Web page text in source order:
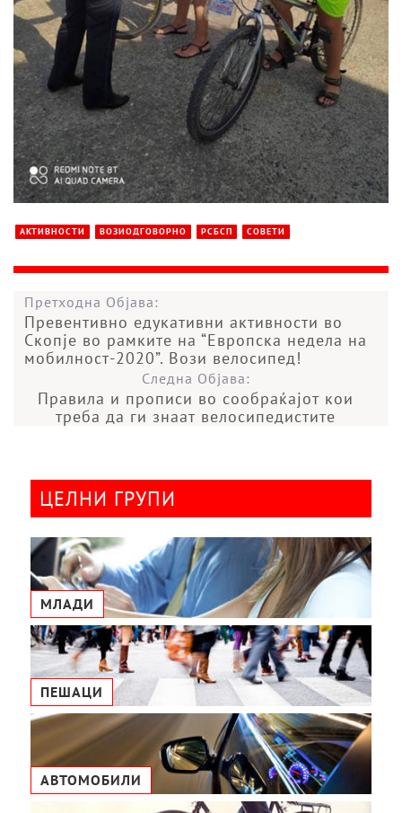
АКТИВНОСТИ ВОЗИОДГОВОРНО РСБСП СОВЕТИ
Претходна Објава:
Превентивно едукативни активности во
Скопје во рамките на “Европска недела на
мобилност-2020”. Вози велосипед!
Следна Објава:
Правила и прописи во сообраќајот кои
треба да ги знаат велосипедистите
ЦЕЛНИ ГРУПИ
МЛАДИ
ПЕШАЦИ
АВТОМОБИЛИ